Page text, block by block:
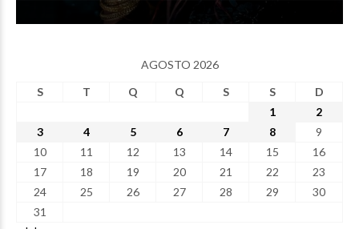
AGOSTO 2026
S
T Q Q S S
D
1
2
3
4 5 6 7 8
9
10
11 12 13 14 15
16
17
18 19 20 21 22
23
24
25 26 27 28 29
30
31